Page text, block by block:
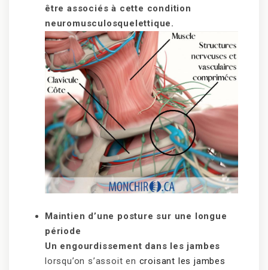
être associés à cette condition
neuromusculosquelettique.
Maintien d’une posture sur une longue
période
Un engourdissement dans les jambes
lorsqu’on s’assoit en croisant les jambes